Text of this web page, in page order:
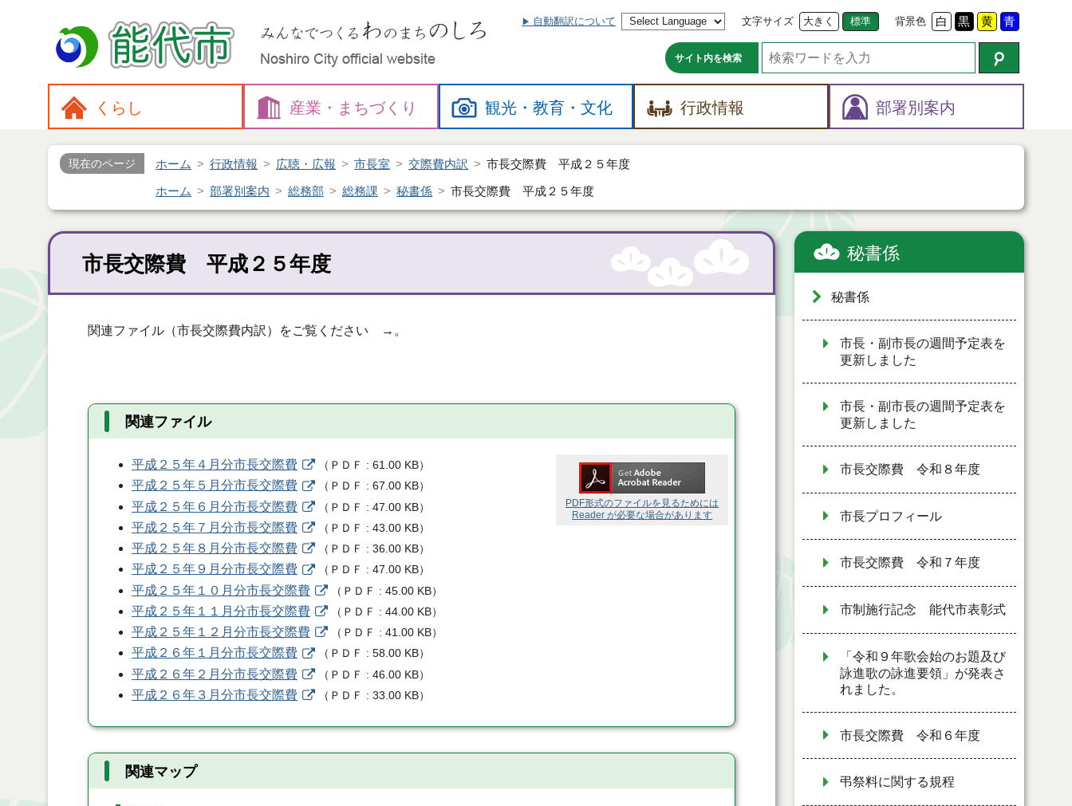
自動翻訳について 文字サイズ 大きく 標準 背景色 白 黒 黄 青
サイト内を検索
くらし 産業・ まちづくり 観光・教育・文化 行政情報 部署別案内
現在のページ ホーム 行政情報 広聴・広報 市長室 交際費内訳 市長交際費 平成２５年度
ホーム 部署別案内 総務部 総務課 秘書係 市長交際費 平成２５年度
市長交際費 平成２５年度
関連ファイル（市長交際費内訳）をご覧ください →。
関連ファイル
PDF形式のファイルを見るためには
Reader が必要な場合があります
平成２５年４月分市長交際費 （ ＰＤＦ 61.00 KB）
平成２５年５月分市長交際費 （ ＰＤＦ 67.00 KB）
平成２５年６月分市長交際費 （ ＰＤＦ 47.00 KB）
平成２５年７月分市長交際費 （ ＰＤＦ 43.00 KB）
平成２５年８月分市長交際費 （ ＰＤＦ 36.00 KB）
平成２５年９月分市長交際費 （ ＰＤＦ 47.00 KB）
平成２５年１０月分市長交際費 （ ＰＤＦ 45.00 KB）
平成２５年１１月分市長交際費 （ ＰＤＦ 44.00 KB）
平成２５年１２月分市長交際費 （ ＰＤＦ 41.00 KB）
平成２６年１月分市長交際費 （ ＰＤＦ 58.00 KB）
平成２６年２月分市長交際費 （ ＰＤＦ 46.00 KB）
平成２６年３月分市長交際費 （ ＰＤＦ 33.00 KB）
関連マップ
秘書係
秘書係
市長・副市長の週間予定表を
更新しました
市長・副市長の週間予定表を
更新しました
市長交際費 令和８年度
市長プロフィール
市長交際費 令和７年度
市制施行記念 能代市表彰式
「令和９年歌会始のお題及び
詠進歌の詠進要領」が発表さ
れました。
市長交際費 令和６年度
弔祭料に関する規程